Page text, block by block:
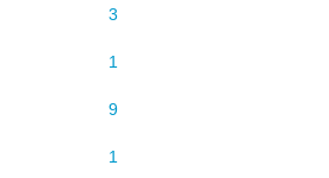
3
1
9
1